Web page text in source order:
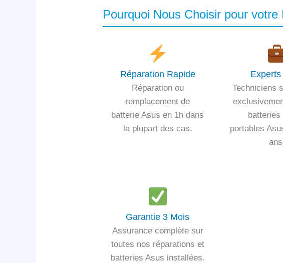
Pourquoi Nous Choisir pour
Réparation Rapide
Réparation ou
remplacement de
batterie Asus en 1h dans
la plupart des cas.
Experts
Techniciens
batteries
portables
Garantie 3 Mois
Assurance complète sur
toutes nos réparations et
batteries Asus installées.